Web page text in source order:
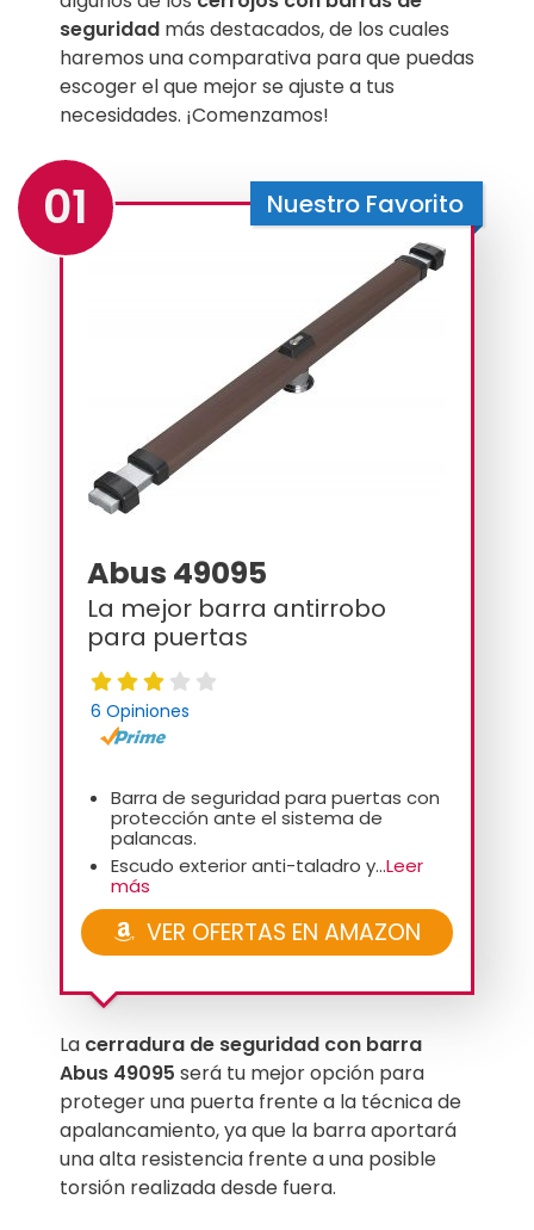
seguridad más destacados, de los cuales
haremos una comparativa para que puedas
escoger el que mejor se ajuste a tus
necesidades. ¡Comenzamos!
01 Nuestro Favorito
Abus 49095
La mejor barra antirrobo
para puertas
6 Opiniones
Barra de seguridad para puertas con
protección ante el sistema de
palancas.
Escudo exterior anti-taladro y...Leer
más
VER OFERTAS EN AMAZON
La cerradura de seguridad con barra
Abus 49095 será tu mejor opción para
proteger una puerta frente a la técnica de
apalancamiento, ya que la barra aportará
una alta resistencia frente a una posible
torsión realizada desde fuera.